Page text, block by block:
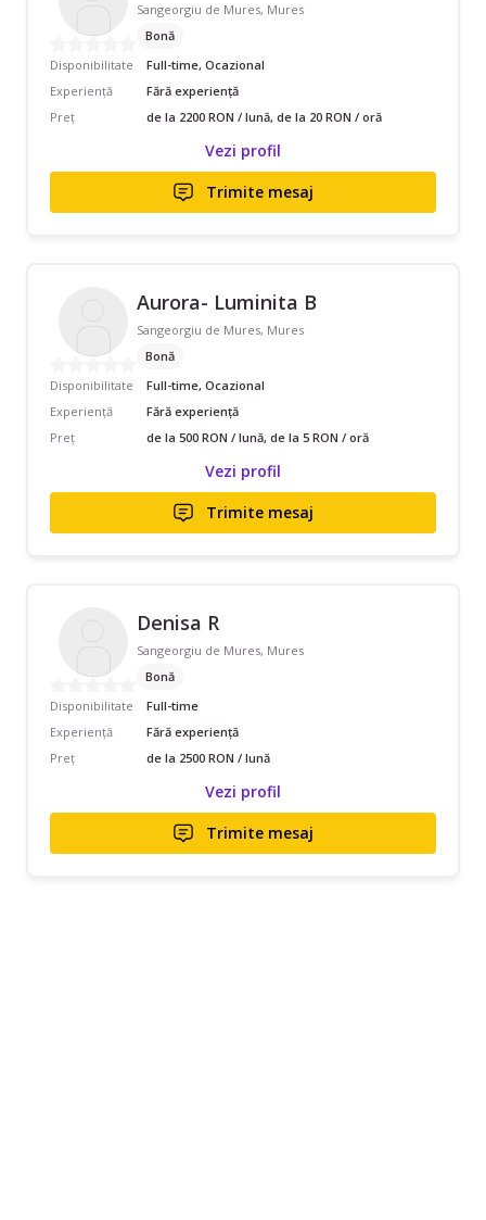
Sangeorgiu de Mures, Mures
Bonă
Disponibilitate
Full-time, Ocazional
Experiență
Fără experiență
Preț
de la 2200 RON / lună, de la 20 RON / oră
Vezi profil
Trimite mesaj
Aurora- Luminita B
Sangeorgiu de Mures, Mures
Bonă
Disponibilitate
Full-time, Ocazional
Experiență
Fără experiență
Preț
de la 500 RON / lună, de la 5 RON / oră
Vezi profil
Trimite mesaj
Denisa R
Sangeorgiu de Mures, Mures
Bonă
Disponibilitate
Full-time
Experiență
Fără experiență
Preț
de la 2500 RON / lună
Vezi profil
Trimite mesaj